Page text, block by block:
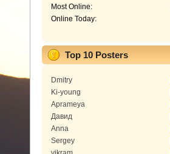
Most Online:
Online Today:
Top 10 Posters
Dmitry
Ki-young
Aprameya
Давид
Anna
Sergey